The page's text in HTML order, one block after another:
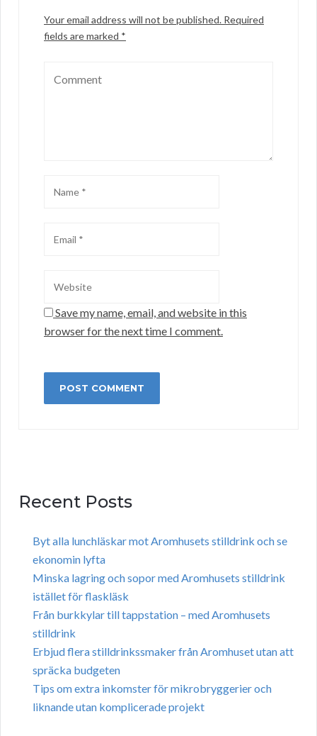
Your email address will not be published. Required
fields are marked *
Save my name, email, and website in this
browser for the next time I comment.
Recent Posts
Byt alla lunchläskar mot Aromhusets stilldrink och se
ekonomin lyfta
Minska lagring och sopor med Aromhusets stilldrink
istället för flaskläsk
Från burkkylar till tappstation – med Aromhusets
stilldrink
Erbjud flera stilldrinkssmaker från Aromhuset utan att
spräcka budgeten
Tips om extra inkomster för mikrobryggerier och
liknande utan komplicerade projekt